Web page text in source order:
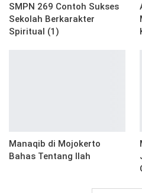
SMPN 269 Contoh Sukses
Sekolah Berkarakter
Spiritual (1)
Manaqib di Mojokerto
Bahas Tentang Ilah